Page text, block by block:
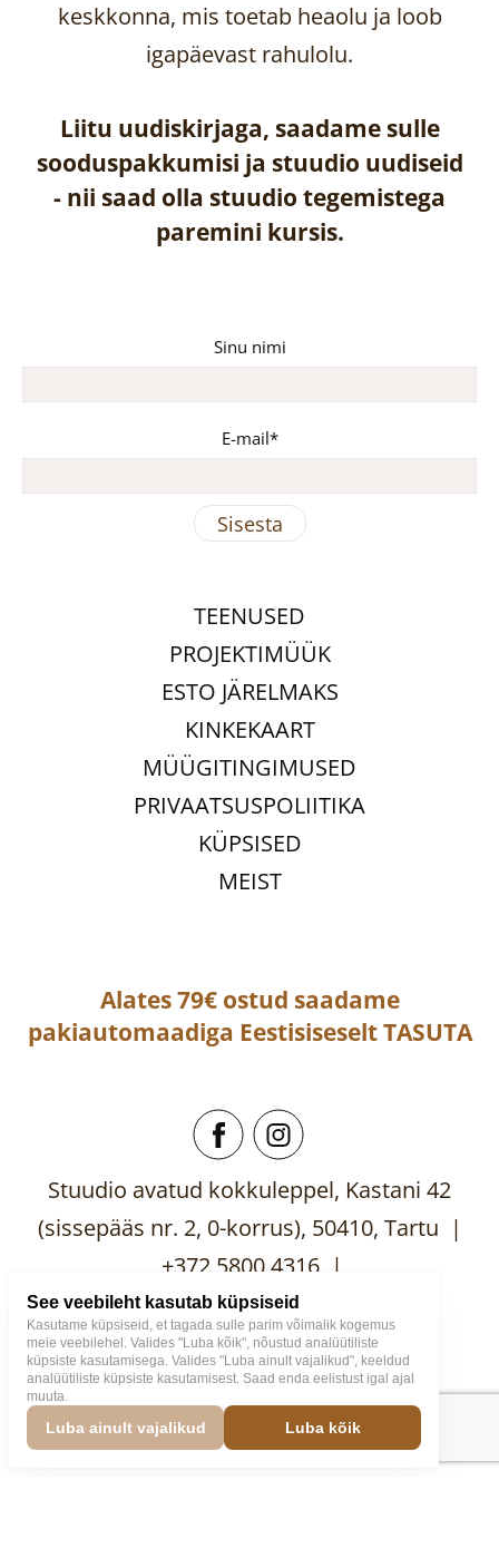
keskkonna, mis toetab heaolu ja loob
igapäevast rahulolu.
Liitu uudiskirjaga, saadame sulle
sooduspakkumisi ja stuudio uudiseid
- nii saad olla stuudio tegemistega
paremini kursis.
Sinu nimi
E-mail
TEENUSED
PROJEKTIMÜÜK
ESTO JÄRELMAKS
KINKEKAART
MÜÜGITINGIMUSED
PRIVAATSUSPOLIITIKA
KÜPSISED
MEIST
Alates 79€ ostud saadame
pakiautomaadiga EestisiseseltTASUTA
Stuudio avatud kokkuleppel, Kastani 42
(sissepääs nr. 2, 0-korrus), 50410, Tartu |
+372 5800 4316 |
mooblistuudio@gmail.com
VäikeMööblistuudio2026
See veebileht kasutab küpsiseid
Kasutame küpsiseid, et tagada sulle parim võimalik kogemus
meie veebilehel. Valides "Luba kõik", nõustud analüütiliste
küpsiste kasutamisega. Valides "Luba ainult vajalikud", keeldud
analüütiliste küpsiste kasutamisest. Saad enda eelistust igal ajal
muuta.
Luba ainult vajalikud Luba kõik